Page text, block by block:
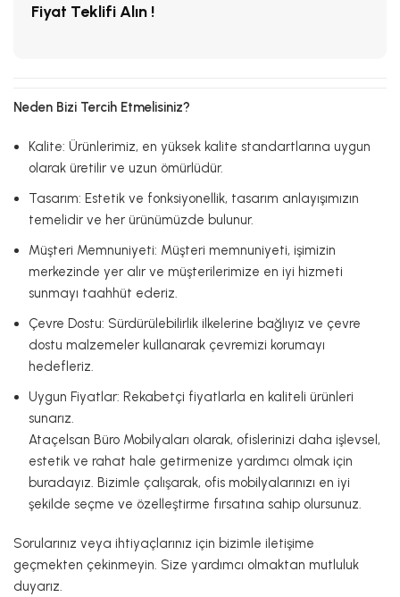
Fiyat Teklifi Alın !
Neden Bizi Tercih Etmelisiniz?
Kalite: Ürünlerimiz, en yüksek kalite standartlarına uygun
olarak üretilir ve uzun ömürlüdür.
Tasarım: Estetik ve fonksiyonellik, tasarım anlayışımızın
temelidir ve her ürünümüzde bulunur.
Müşteri Memnuniyeti: Müşteri memnuniyeti, işimizin
merkezinde yer alır ve müşterilerimize en iyi hizmeti
sunmayı taahhüt ederiz.
Çevre Dostu: Sürdürülebilirlik ilkelerine bağlıyız ve çevre
dostu malzemeler kullanarak çevremizi korumayı
hedefleriz.
Uygun Fiyatlar: Rekabetçi fiyatlarla en kaliteli ürünleri
sunarız.
Ataçelsan Büro Mobilyaları olarak, ofislerinizi daha işlevsel,
estetik ve rahat hale getirmenize yardımcı olmak için
buradayız. Bizimle çalışarak, ofis mobilyalarınızı en iyi
şekilde seçme ve özelleştirme fırsatına sahip olursunuz.
Sorularınız veya ihtiyaçlarınız için bizimle iletişime
geçmekten çekinmeyin. Size yardımcı olmaktan mutluluk
duyarız.